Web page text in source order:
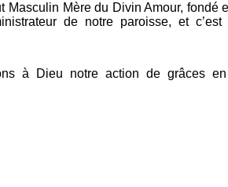
Masculin Mère du Divin Amour, fondé
de notre paroisse, et
à Dieu notre action de grâces